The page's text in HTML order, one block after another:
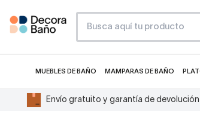
MUEBLES DE BAÑO MAMPARAS DE BAÑO
Envío gratuito y garantía de devolución